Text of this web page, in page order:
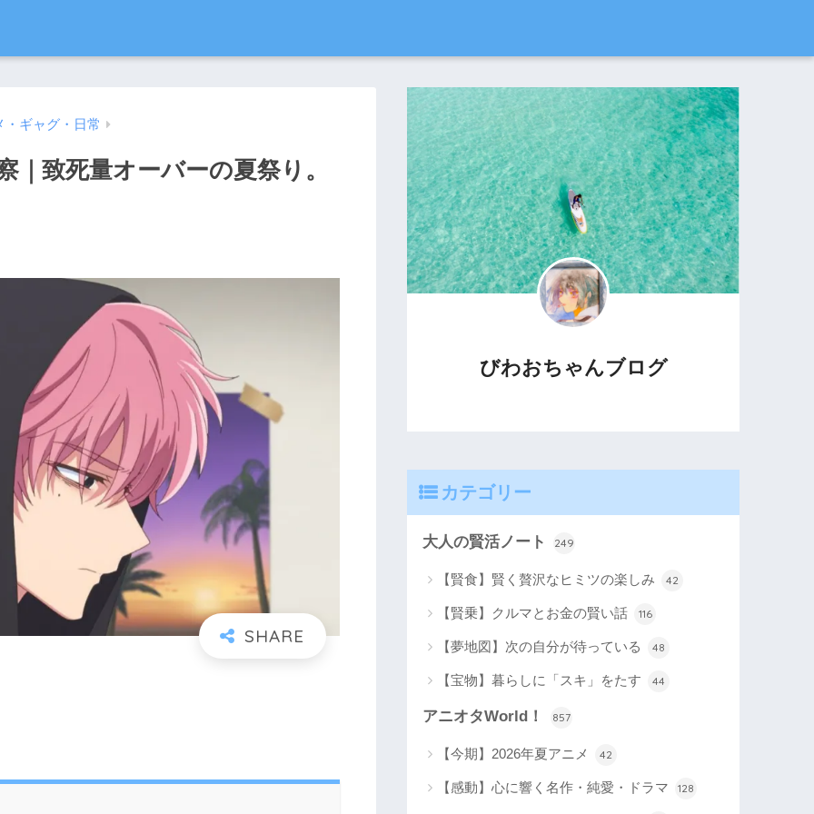
・ギャグ・日常
致死量オーバーの夏祭り。
びわおちゃんブログ
カテゴリー
大人の賢活ノート 249
【賢食】賢く贅沢なヒミツの楽しみ 42
【賢乗】クルマとお金の賢い話 116
【夢地図】次の自分が待っている 48
【宝物】暮らしに「スキ」をたす 44
アニオタWorld！ 857
【今期】2026年夏アニメ 42
【感動】心に響く名作・純愛・ドラマ 128